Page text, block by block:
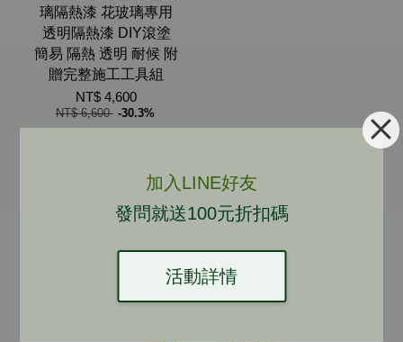
加入LINE好友
發問就送100元折扣碼
活動詳情
璃隔熱漆 花玻璃專用
透明隔熱漆 DIY滾塗
簡易 隔熱 透明 耐候 附
贈完整施工工具組
NT$ 4,600
NT$ 6,600 -30.3%